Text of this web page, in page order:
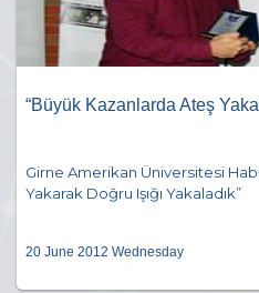
“Büyük Kazanlarda Ateş
Girne Amerikan Üniversitesi
Yakarak Doğru Işığı Yakaladık”
20 June 2012 Wednesday